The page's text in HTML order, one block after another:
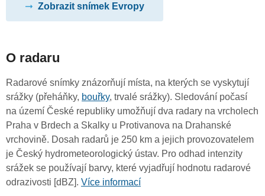
Zobrazit snímek Evropy
O radaru
Radarové snímky znázorňují místa, na kterých se vyskytují
srážky (přeháňky, bouřky, trvalé srážky). Sledování počasí
na území České republiky umožňují dva radary na vrcholech
Praha v Brdech a Skalky u Protivanova na Drahanské
vrchovině. Dosah radarů je 250 km a jejich provozovatelem
je Český hydrometeorologický ústav. Pro odhad intenzity
srážek se používají barvy, které vyjadřují hodnotu radarové
odrazivosti [dBZ]. Více informací